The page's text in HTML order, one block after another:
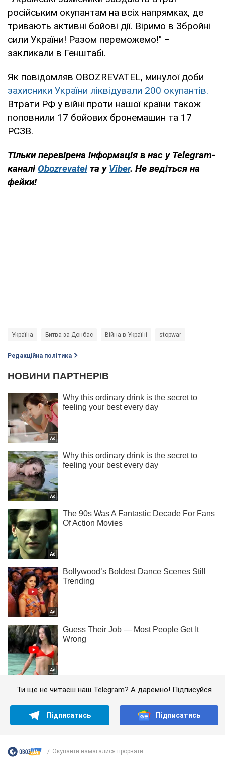
російським окупантам на всіх напрямках, де
тривають активні бойові дії. Віримо в Збройні
сили України! Разом переможемо!" –
закликали в Генштабі.
Як повідомляв OBOZREVATEL, минулої доби
захисники України ліквідували 200 окупантів.
Втрати РФ у війні проти нашої країни також
поповнили 17 бойових бронемашин та 17
РСЗВ.
Тільки перевірена інформація в нас у Telegram-
каналі Obozrevatelта у Viber. Не ведіться на
фейки!
Україна Битва за Донбас Війна в Україні stopwar
Редакційна політика
Ти ще не читаєш наш Telegram? А даремно! Підписуйся
Підписатись Підписатись
Окупанти намагалися прорвати...